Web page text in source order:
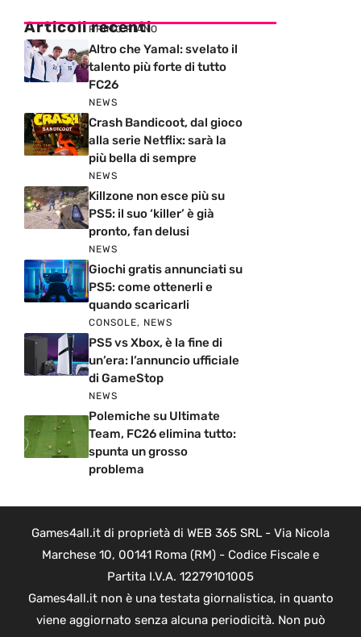
Articoli recenti
PRIMO PIANO
Altro che Yamal: svelato il
talento più forte di tutto
FC26
NEWS
Crash Bandicoot, dal gioco
alla serie Netflix: sarà la
più bella di sempre
NEWS
Killzone non esce più su
PS5: il suo ‘killer’ è già
pronto, fan delusi
NEWS
Giochi gratis annunciati su
PS5: come ottenerli e
quando scaricarli
CONSOLE, NEWS
PS5 vs Xbox, è la fine di
un’era: l’annuncio ufficiale
di GameStop
NEWS
Polemiche su Ultimate
Team, FC26 elimina tutto:
spunta un grosso
problema
Games4all.it di proprietà di WEB 365 SRL - Via Nicola
Marchese 10, 00141 Roma (RM) - Codice Fiscale e
Partita I.V.A. 12279101005
Games4all.it non è una testata giornalistica, in quanto
viene aggiornato senza alcuna periodicità. Non può